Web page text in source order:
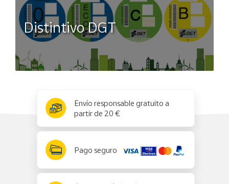
Distintivo DGT
Envío responsable gratuito a
partir de 20 €
Pago seguro